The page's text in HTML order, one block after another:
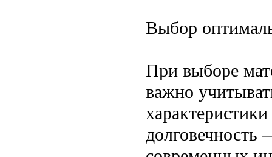
Выбор
При выборе
важно
долговечность